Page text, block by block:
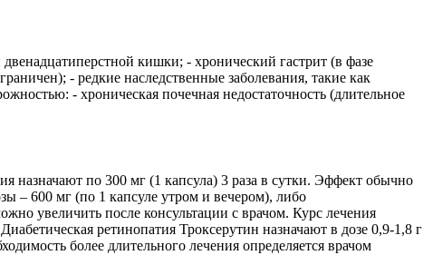
кишки; - хронический гастрит (в фазе
- редкие наследственные заболевания, такие как
- хроническая почечная недостаточность (длительное
назначают по 300 мг (1 капсула) 3 раза в сутки. Эффект обычно
– 600 мг (по 1 капсуле утром и вечером), либо
увеличить после консультации с врачом. Курс лечения
ретинопатия Троксерутин назначают в дозе 0,9-1,8 г
более длительного лечения определяется врачом